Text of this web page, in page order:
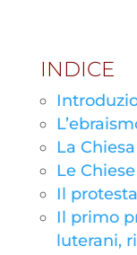
INDICE
La
Le
Il
Il primo
luterani,